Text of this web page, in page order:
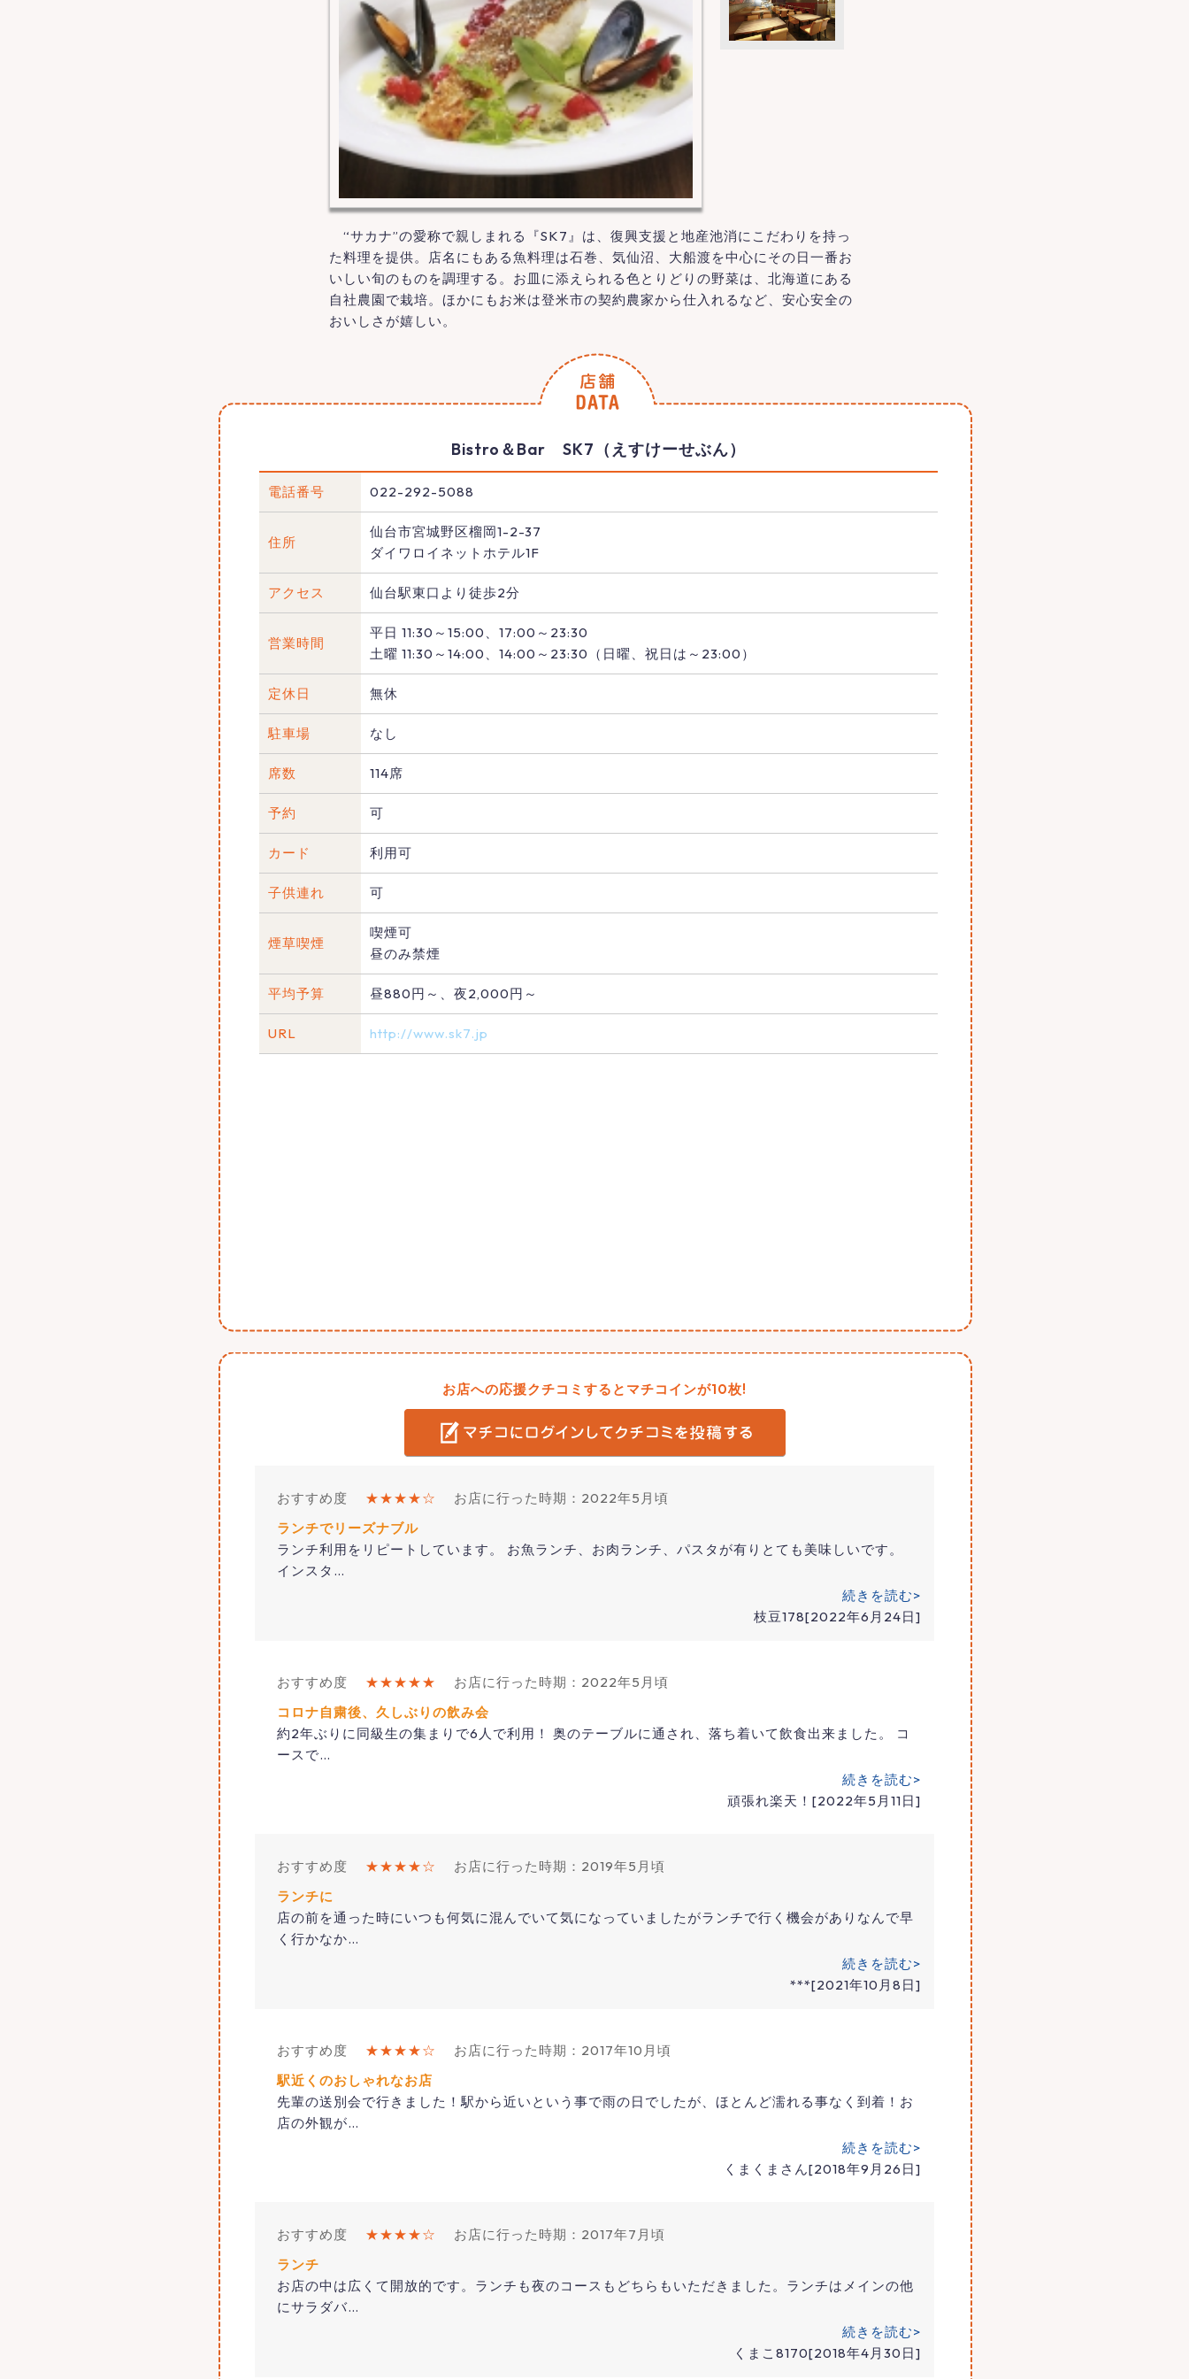
“サカナ”の愛称で親しまれる『SK7』は、復興支援と地産池消にこだわりを持っ
た料理を提供。店名にもある魚料理は石巻、気仙沼、大船渡を中心にその日一番お
いしい旬のものを調理する。お皿に添えられる色とりどりの野菜は、北海道にある
自社農園で栽培。ほかにもお米は登米市の契約農家から仕入れるなど、安心安全の
おいしさが嬉しい。
Bistro＆Bar SK7（えすけーせぶん）
電話番号 022-292-5088
住所
仙台市宮城野区榴岡1-2-37
ダイワロイネットホテル1F
アクセス 仙台駅東口より徒歩2分
営業時間
平日 11:30～15:00、17:00～23:30
土曜 11:30～14:00、14:00～23:30（日曜、祝日は～23:00）
定休日 無休
駐車場 なし
席数 114席
予約 可
カード 利用可
子供連れ 可
煙草喫煙
喫煙可
昼のみ禁煙
平均予算 昼880円～、夜2,000円～
URL http://www.sk7.jp
お店への応援クチコミするとマチコインが10枚!
おすすめ度 ★★★★☆
お店に行った時期：2022年5月頃
ランチでリーズナブル
ランチ利用をリピートしています。 お魚ランチ、お肉ランチ、パスタが有りとても美味しいです。
インスタ …
続きを読む>
枝豆178[2022年6月24日]
おすすめ度 ★★★★★
お店に行った時期：2022年5月頃
コロナ自粛後、久しぶりの飲み会
約2年ぶりに同級生の集まりで6人で利用！ 奥のテーブルに通され、落ち着いて飲食出来ました。 コ
ースで…
続きを読む>
頑張れ楽天！[2022年5月11日]
おすすめ度 ★★★★☆
お店に行った時期：2019年5月頃
ランチに
店の前を通った時にいつも何気に混んでいて気になっていましたがランチで行く機会がありなんで早
く行かなか…
続きを読む>
***[2021年10月8日]
おすすめ度 ★★★★☆
お店に行った時期：2017年10月頃
駅近くのおしゃれなお店
先輩の送別会で行きました！駅から近いという事で雨の日でしたが、ほとんど濡れる事なく到着！お
店の外観が…
続きを読む>
くまくまさん[2018年9月26日]
おすすめ度 ★★★★☆
お店に行った時期：2017年7月頃
ランチ
お店の中は広くて開放的です。ランチも夜のコースもどちらもいただきました。ランチはメインの他
にサラダバ…
続きを読む>
くまこ8170[2018年4月30日]